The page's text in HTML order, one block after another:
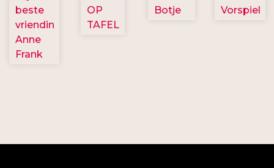
beste
vriendin
Anne
Frank
OP
TAFEL
Botje
Vorspiel